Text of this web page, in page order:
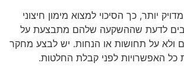
יותר, כך הסיכוי למצוא מימון חיצוני
לדעת שההשקעה שלהם מתבצעת על
ולא על תחושות או הנחות. יש לבצע מחקר
כל האפשרויות לפני קבלת החלטות.